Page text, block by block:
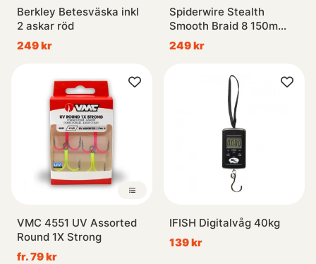
Berkley Betesväska inkl
2 askar röd
249 kr
Spiderwire Stealth
Smooth Braid 8 150m
Camo
249 kr
VMC 4551 UV Assorted
Round 1X Strong
fr. 79 kr
IFISH Digitalvåg 40kg
139 kr